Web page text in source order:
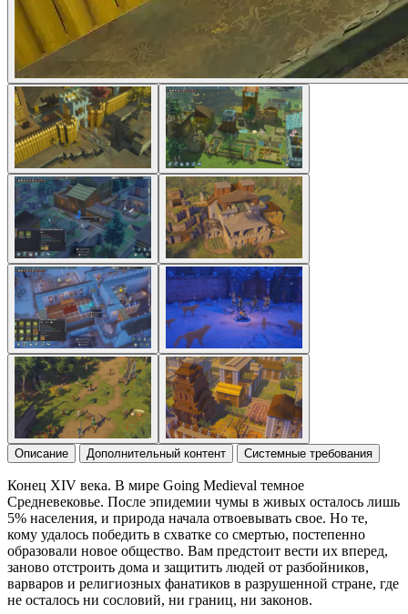
Описание Дополнительный контент Системные требования
Конец XIV века. В мире Going Medieval темное
Средневековье. После эпидемии чумы в живых осталось лишь
5% населения, и природа начала отвоевывать свое. Но те,
кому удалось победить в схватке со смертью, постепенно
образовали новое общество. Вам предстоит вести их вперед,
заново отстроить дома и защитить людей от разбойников,
варваров и религиозных фанатиков в разрушенной стране, где
не осталось ни сословий, ни границ, ни законов.